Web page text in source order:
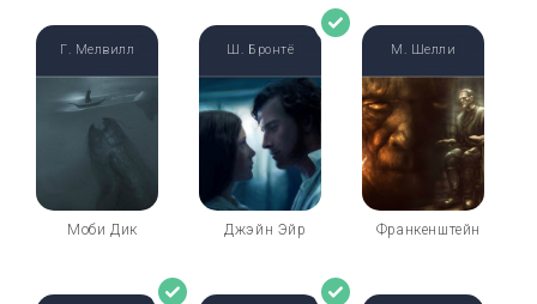
Моби Дик
Г. Мелвилл
Джэйн Эйр
Ш. Бронтё
Франкенштейн
М. Шелли